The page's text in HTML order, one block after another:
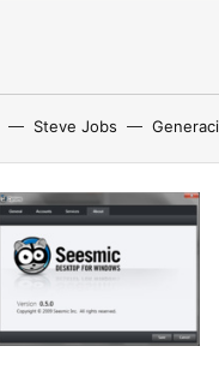
Steve Jobs